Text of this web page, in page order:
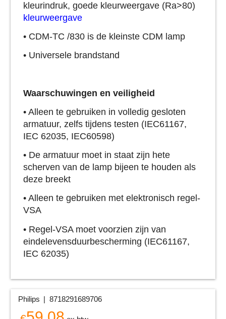
kleurindruk, goede kleurweergave (Ra>80)
kleurweergave
• CDM-TC /830 is de kleinste CDM lamp
• Universele brandstand
Waarschuwingen en veiligheid
• Alleen te gebruiken in volledig gesloten
armatuur, zelfs tijdens testen (IEC61167,
IEC 62035, IEC60598)
• De armatuur moet in staat zijn hete
scherven van de lamp bijeen te houden als
deze breekt
• Alleen te gebruiken met elektronisch regel-
VSA
• Regel-VSA moet voorzien zijn van
eindelevensduurbescherming (IEC61167,
IEC 62035)
Philips 8718291689706